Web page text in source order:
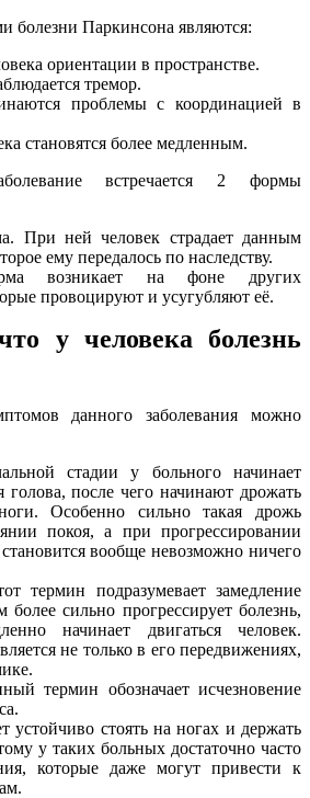
болезни Паркинсона являются:
ориентации в пространстве.
тремор.
проблемы с координацией в
становятся более медленным.
встречается 2 формы
При ней человек страдает данным
ему передалось по наследству.
возникает на фоне других
провоцируют и усугубляют её.
у человека болезнь
данного заболевания можно
стадии у больного начинает
голова, после чего начинают дрожать
Особенно сильно такая дрожь
покоя, а при прогрессировании
вообще невозможно ничего
термин подразумевает замедление
сильно прогрессирует болезнь,
начинает двигаться человек.
не только в его передвижениях,
термин обозначает исчезновение
устойчиво стоять на ногах и держать
у таких больных достаточно часто
которые даже могут привести к